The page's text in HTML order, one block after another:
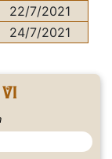
22/7/2021
24/7/2021